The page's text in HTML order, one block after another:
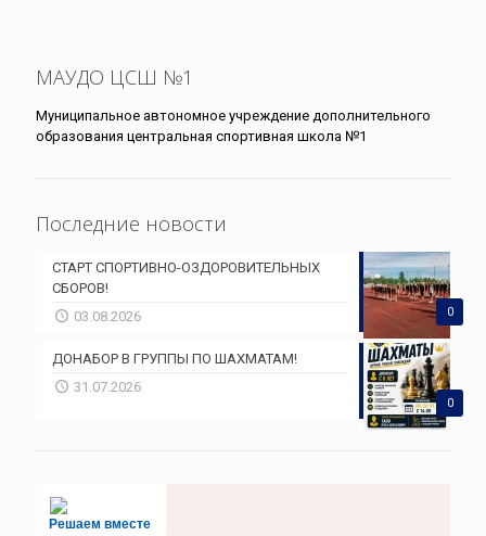
МАУДО ЦСШ №1
Муниципальное автономное учреждение дополнительного
образования центральная спортивная школа №1
Последние новости
0
СТАРТ СПОРТИВНО-ОЗДОРОВИТЕЛЬНЫХ
СБОРОВ!
03.08.2026
0
ДОНАБОР В ГРУППЫ ПО ШАХМАТАМ!
31.07.2026
Решаем вместе